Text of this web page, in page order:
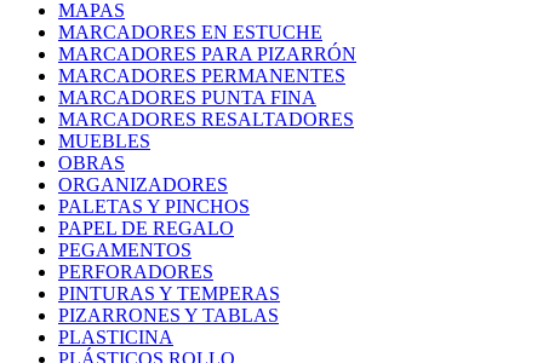
MAPAS
MARCADORES EN ESTUCHE
MARCADORES PARA PIZARRÓN
MARCADORES PERMANENTES
MARCADORES PUNTA FINA
MARCADORES RESALTADORES
MUEBLES
OBRAS
ORGANIZADORES
PALETAS Y PINCHOS
PAPEL DE REGALO
PEGAMENTOS
PERFORADORES
PINTURAS Y TEMPERAS
PIZARRONES Y TABLAS
PLASTICINA